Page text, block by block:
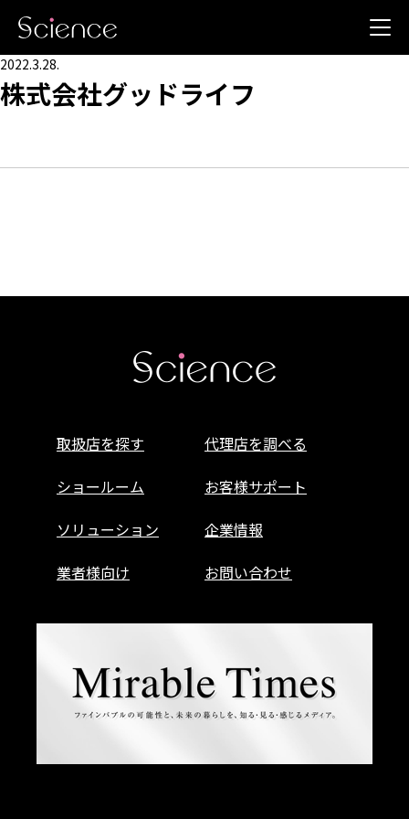
2022.3.28.
株式会社グッドライフ
取扱店を探す
代理店を調べる
ショールーム
お客様サポート
ソリューション
企業情報
業者様向け
お問い合わせ